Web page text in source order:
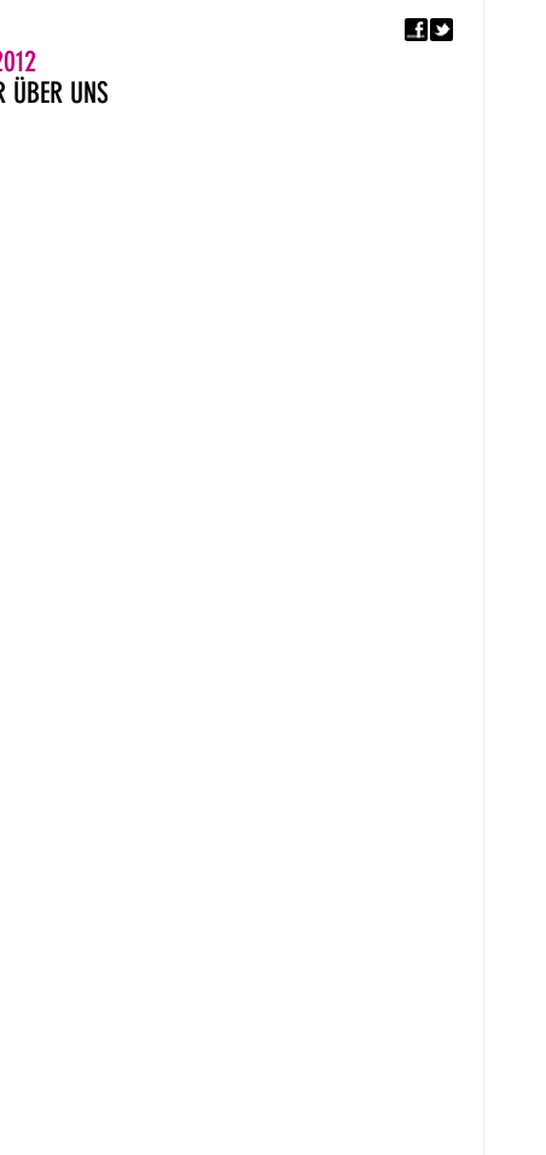
5. EUROPÄISCHER
ÜBER UNS